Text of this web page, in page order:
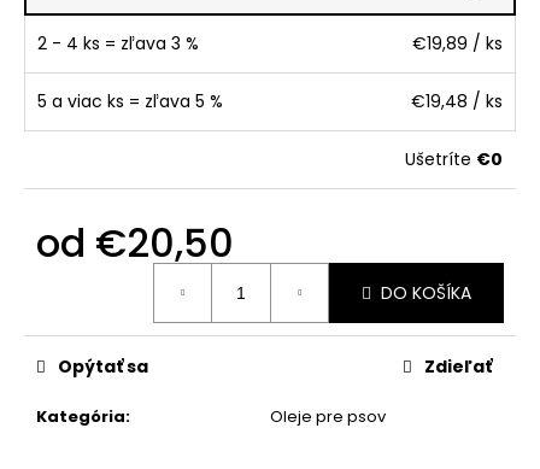
2 - 4 ks = zľava 3 % €19,89 / ks
5 a viac ks = zľava 5 % €19,48 / ks
Ušetríte €0
od €20,50
DO KOŠÍKA
Kategória: Oleje pre psov
Opýtať sa Zdieľať